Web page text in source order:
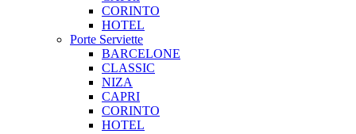
CORINTO
HOTEL
Porte Serviette
BARCELONE
CLASSIC
NIZA
CAPRI
CORINTO
HOTEL